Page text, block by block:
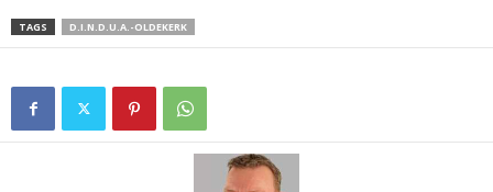
TAGS D.I.N.D.U.A.-OLDEKERK